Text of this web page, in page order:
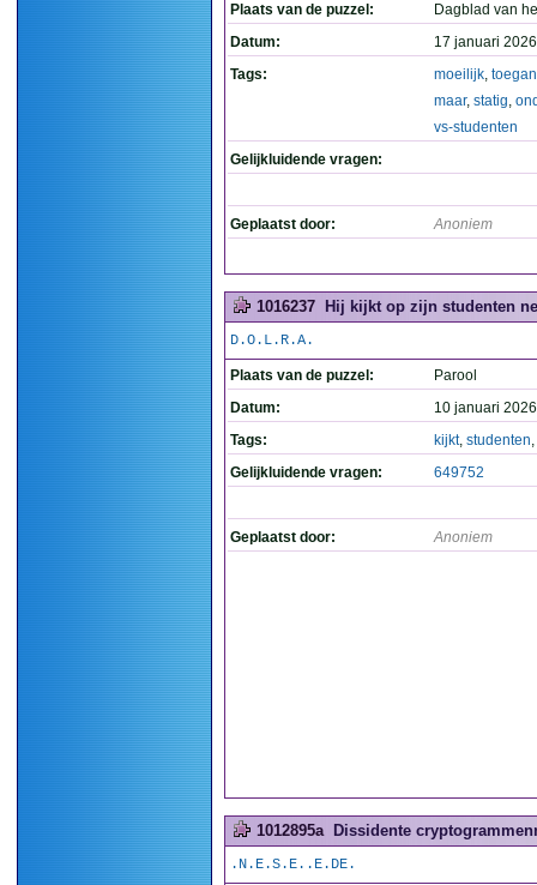
Plaats van de puzzel:
Dagblad van
Datum:
17 januari
Tags:
moeilijk,
maar, statig,
vs-studenten
Gelijkluidende vragen:
Geplaatst door: Anoniem
1016237 Hij kijkt op zijn studenten
D.O.L.R.A.
Plaats van de puzzel:
Parool
Datum:
10 januari
Tags:
kijkt, studenten,
Gelijkluidende vragen:
649752
Geplaatst door: Anoniem
1012895a Dissidente
.N.E.S.E..E.DE.